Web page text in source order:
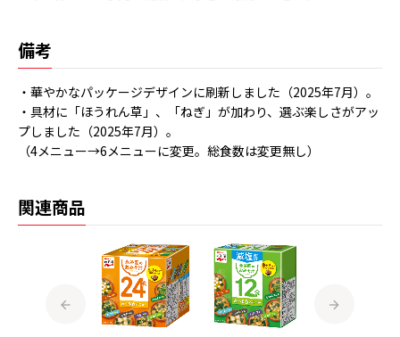
備考
・華やかなパッケージデザインに刷新しました（2025年7月）。
・具材に「ほうれん草」、「ねぎ」が加わり、選ぶ楽しさがアッ
プしました（2025年7月）。
（4メニュー→6メニューに変更。総食数は変更無し）
関連商品